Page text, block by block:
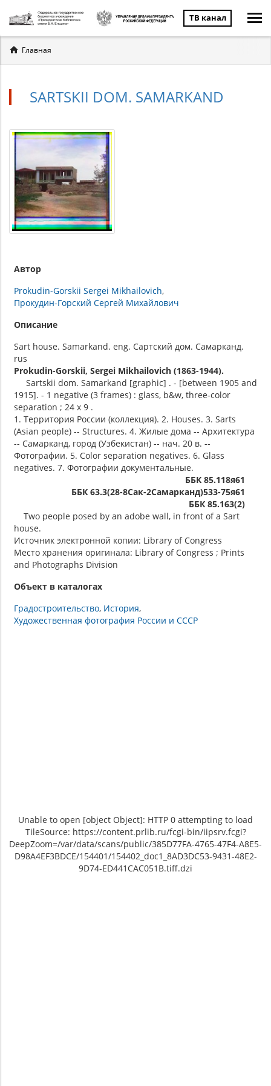
ТВ канал
Вы
здесь
Главная
SARTSKII DOM. SAMARKAND
Автор
Prokudin-Gorskii Sergei Mikhailovich
Прокудин-Горский Сергей Михайлович
Описание
Sart house. Samarkand. eng. Сартский дом. Самарканд.
rus
Prokudin-Gorskii, Sergei Mikhailovich (1863-1944).
Sartskii dom. Samarkand [graphic] . - [between 1905 and
1915]. - 1 negative (3 frames) : glass, b&w, three-color
separation ; 24 x 9 .
1. Территория России (коллекция). 2. Houses. 3. Sarts
(Asian people) -- Structures. 4. Жилые дома -- Архитектура
-- Самарканд, город (Узбекистан) -- нач. 20 в. --
Фотографии. 5. Color separation negatives. 6. Glass
negatives. 7. Фотографии документальные.
ББК 85.118я61
ББК 63.3(28-8Сак-2Самарканд)533-75я61
ББК 85.163(2)
Two people posed by an adobe wall, in front of a Sart
house.
Источник электронной копии: Library of Congress
Место хранения оригинала: Library of Congress ; Prints
and Photographs Division
Объект в каталогах
Градостроительство История
Художественная фотография России и СССР
Unable to open [object Object]: HTTP 0 attempting to load
TileSource: https://content.prlib.ru/fcgi-bin/iipsrv.fcgi?
DeepZoom=/var/data/scans/public/385D77FA-4765-47F4-A8E5-
D98A4EF3BDCE/154401/154402_doc1_8AD3DC53-9431-48E2-
9D74-ED441CAC051B.tiff.dzi